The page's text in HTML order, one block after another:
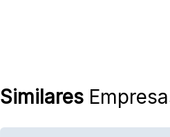
Similares